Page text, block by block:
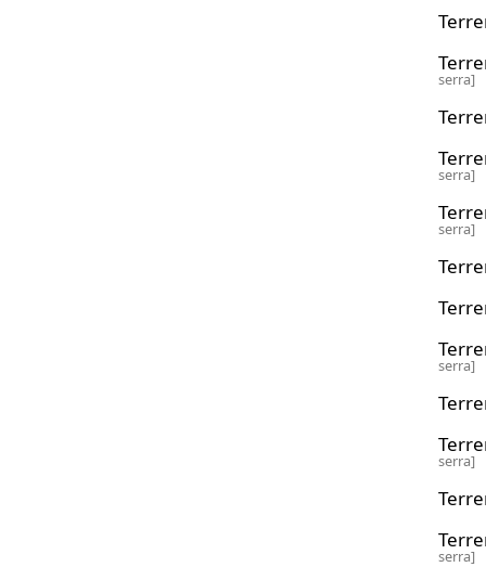
serra]
serra]
serra]
serra]
serra]
serra]